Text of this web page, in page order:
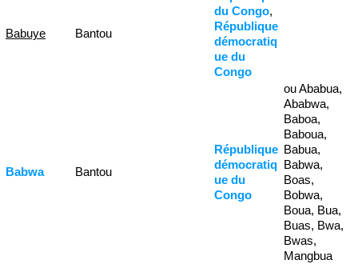
Babuye Bantou
du Congo,
République
démocratiq
ue du
Congo
Babwa Bantou
République
démocratiq
ue du
Congo
ou Ababua,
Ababwa,
Baboa,
Baboua,
Babua,
Babwa,
Boas,
Bobwa,
Boua, Bua,
Buas, Bwa,
Bwas,
Mangbua